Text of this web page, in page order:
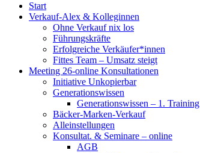
Start
Verkauf-Alex & Kolleginnen
Ohne Verkauf nix los
Führungskräfte
Erfolgreiche Verkäufer*innen
Fittes Team – Umsatz steigt
Meeting 26-online Konsultationen
Initiative Unkopierbar
Generationswissen
Generationswissen – 1. Training
Bäcker-Marken-Verkauf
Alleinstellungen
Konsultat. & Seminare – online
AGB